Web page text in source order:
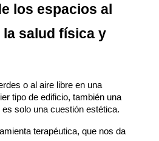
los espacios al
salud física y
o al aire libre en una
tipo de edificio, también una
solo una cuestión estética.
terapéutica, que nos da